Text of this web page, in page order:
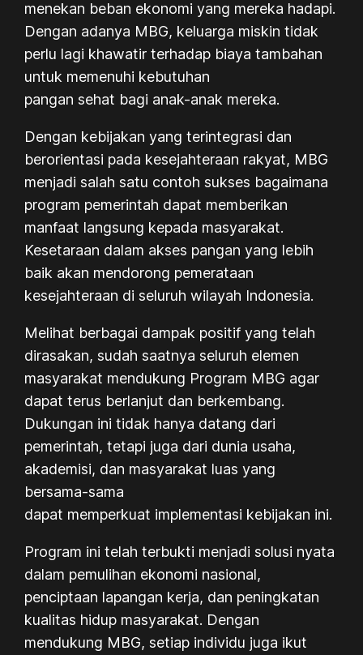
menekan beban ekonomi yang mereka hadapi.
Dengan adanya MBG, keluarga miskin tidak
perlu lagi khawatir terhadap biaya tambahan
untuk memenuhi kebutuhan
pangan sehat bagi anak-anak mereka.
Dengan kebijakan yang terintegrasi dan
berorientasi pada kesejahteraan rakyat, MBG
menjadi salah satu contoh sukses bagaimana
program pemerintah dapat memberikan
manfaat langsung kepada masyarakat.
Kesetaraan dalam akses pangan yang lebih
baik akan mendorong pemerataan
kesejahteraan di seluruh wilayah Indonesia.
Melihat berbagai dampak positif yang telah
dirasakan, sudah saatnya seluruh elemen
masyarakat mendukung Program MBG agar
dapat terus berlanjut dan berkembang.
Dukungan ini tidak hanya datang dari
pemerintah, tetapi juga dari dunia usaha,
akademisi, dan masyarakat luas yang
bersama-sama
dapat memperkuat implementasi kebijakan ini.
Program ini telah terbukti menjadi solusi nyata
dalam pemulihan ekonomi nasional,
penciptaan lapangan kerja, dan peningkatan
kualitas hidup masyarakat. Dengan
mendukung MBG, setiap individu juga ikut